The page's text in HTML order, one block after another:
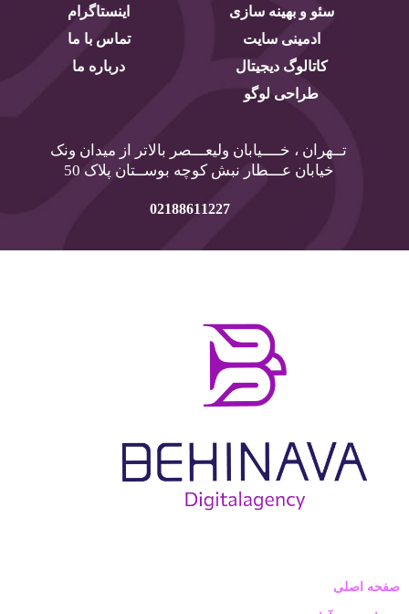
سئو و بهینه سازی
ادمینی سایت
کاتالوگ دیجیتال
طراحی لوگو
اینستاگرام
تماس با ما
درباره ما
تــهران ، خــــیابان ولیعـــصر بالاتر از میدان ونک
خیابان عـــطار نبش کوچه بوســتان پلاک 50
02188611227
صفحه اصلی